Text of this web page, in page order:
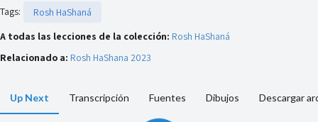
Tags:
Rosh HaShaná
A todas las lecciones de la colección: Rosh HaShaná
Relacionado a: Rosh HaShana 2023
Up Next Transcripción Fuentes Dibujos Descargar